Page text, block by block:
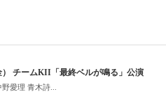
） チームKII「最終ベルが鳴る」公演
愛理 青木詩...